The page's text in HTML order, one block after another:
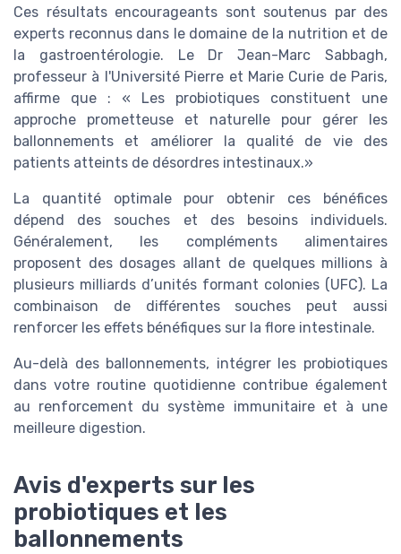
Ces résultats encourageants sont soutenus par des
experts reconnus dans le domaine de la nutrition et de
la gastroentérologie. Le Dr Jean-Marc Sabbagh,
professeur à l'Université Pierre et Marie Curie de Paris,
affirme que : « Les probiotiques constituent une
approche prometteuse et naturelle pour gérer les
ballonnements et améliorer la qualité de vie des
patients atteints de désordres intestinaux.»
La quantité optimale pour obtenir ces bénéfices
dépend des souches et des besoins individuels.
Généralement, les compléments alimentaires
proposent des dosages allant de quelques millions à
plusieurs milliards d’unités formant colonies (UFC). La
combinaison de différentes souches peut aussi
renforcer les effets bénéfiques sur la flore intestinale.
Au-delà des ballonnements, intégrer les probiotiques
dans votre routine quotidienne contribue également
au renforcement du système immunitaire et à une
meilleure digestion.
Avis d'experts sur les
probiotiques et les
ballonnements